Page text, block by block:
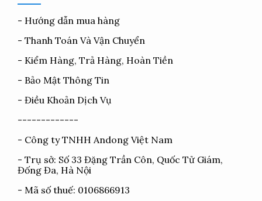
- Hướng dẫn mua hàng
- Thanh Toán Và Vận Chuyển
- Kiểm Hàng, Trả Hàng, Hoàn Tiền
- Bảo Mật Thông Tin
- Điều Khoản Dịch Vụ
-------------
- Công ty TNHH Andong Việt Nam
- Trụ sở: Số 33 Đặng Trần Côn, Quốc Tử Giám,
Đống Đa, Hà Nội
- Mã số thuế: 0106866913